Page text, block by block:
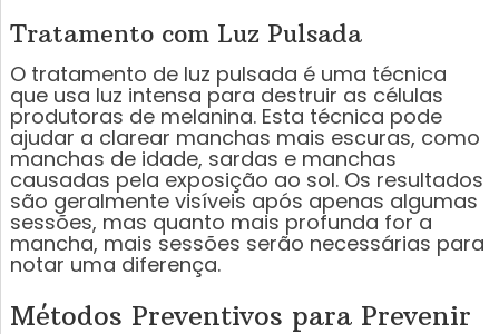
Tratamento com Luz Pulsada
O tratamento de luz pulsada é uma técnica
que usa luz intensa para destruir as células
produtoras de melanina. Esta técnica pode
ajudar a clarear manchas mais escuras, como
manchas de idade, sardas e manchas
causadas pela exposição ao sol. Os resultados
são geralmente visíveis após apenas algumas
sessões, mas quanto mais profunda for a
mancha, mais sessões serão necessárias para
notar uma diferença.
Métodos Preventivos para Prevenir